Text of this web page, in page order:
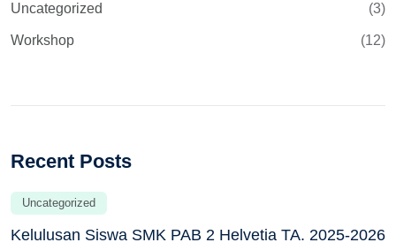
Uncategorized (3)
Workshop (12)
Recent Posts
Uncategorized
Kelulusan Siswa SMK PAB 2 Helvetia TA. 2025-2026